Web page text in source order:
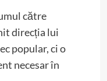
către
direcția lui
popular, ci o
necesar în